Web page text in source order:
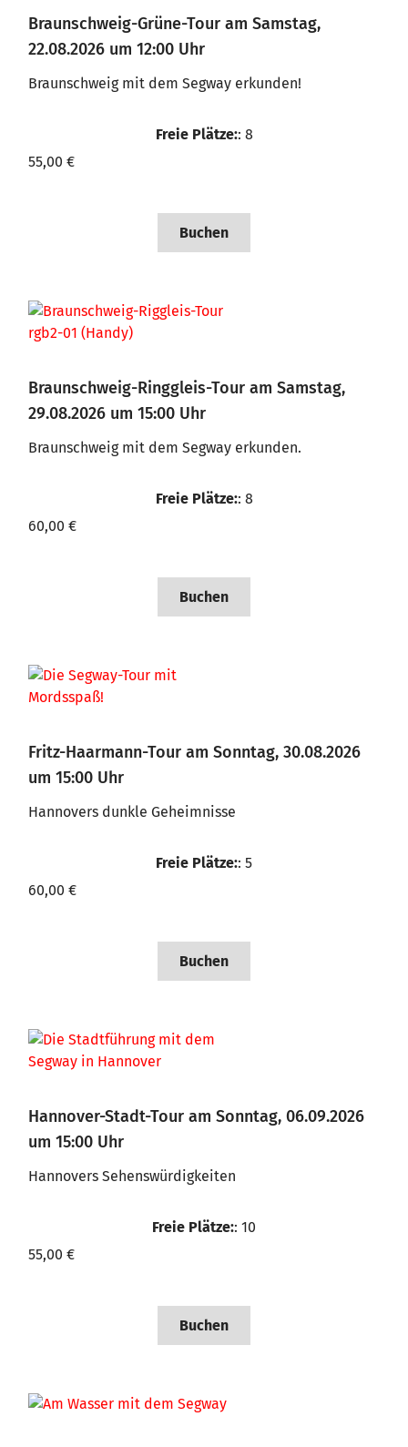
Braunschweig-Grüne-Tour am Samstag,
22.08.2026 um 12:00 Uhr
Braunschweig mit dem Segway erkunden!
Freie Plätze:: 8
55,00 €
Buchen
Braunschweig-Ringgleis-Tour am Samstag,
29.08.2026 um 15:00 Uhr
Braunschweig mit dem Segway erkunden.
Freie Plätze:: 8
60,00 €
Buchen
Fritz-Haarmann-Tour am Sonntag, 30.08.2026
um 15:00 Uhr
Hannovers dunkle Geheimnisse
Freie Plätze:: 5
60,00 €
Buchen
Hannover-Stadt-Tour am Sonntag, 06.09.2026
um 15:00 Uhr
Hannovers Sehenswürdigkeiten
Freie Plätze:: 10
55,00 €
Buchen